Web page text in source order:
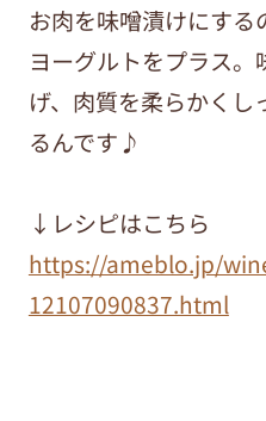
お肉を味噌漬けにす
ヨーグルトをプラス
げ、肉質を柔らかく
るんです♪
↓レシピはこちら
https://ameblo.jp/
12107090837.html